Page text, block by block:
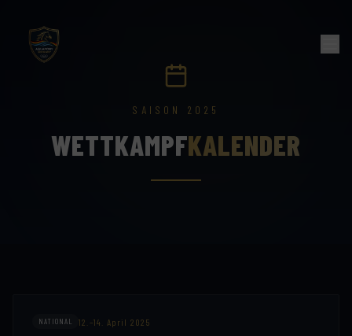
SAISON 2025
WETTKAMPFKALENDER
NATIONAL 12.–14. April 2025